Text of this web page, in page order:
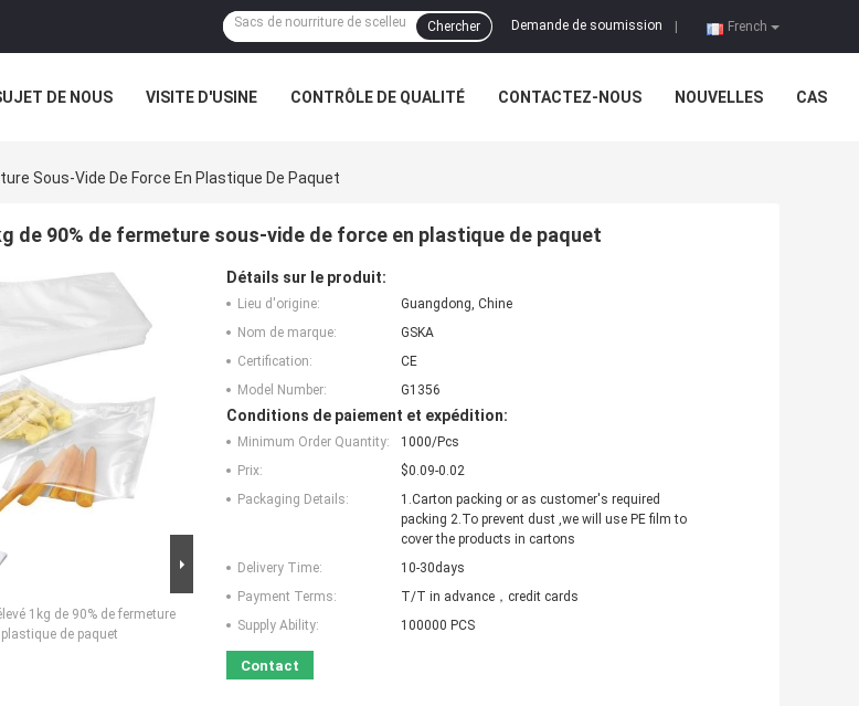
French
Demande de soumission
Chercher
DE NOUS VISITE D'USINE CONTRÔLE DE QUALITÉ CONTACTEZ-NOUS NOUVELLES CAS
Sous-Vide De Force En Plastique De Paquet
de 90% de fermeture sous-vide de force en plastique de paquet
1kg de 90% de fermeture
de paquet
Détails sur le produit:
Lieu d'origine:
Guangdong, Chine
Nom de marque:
GSKA
Certification:
CE
Model Number:
G1356
Conditions de paiement et expédition:
Minimum Order Quantity:
1000/Pcs
Prix:
$0.09-0.02
Packaging Details:
1.Carton packing or as customer's required
packing 2.To prevent dust ,we will use PE film to
cover the products in cartons
Delivery Time:
10-30days
Payment Terms:
T/T in advance，credit cards
Supply Ability:
100000 PCS
Contact